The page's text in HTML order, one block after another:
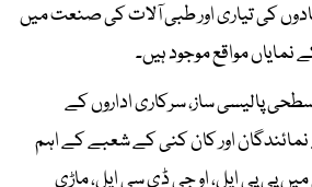
کی تیاری اور طبی آلات کی صنعت میں
مواقع موجود ہیں۔
پالیسی ساز، سرکاری اداروں کے
اور کان کنی کے شعبے کے اہم
پی پی ایل، او جی ڈی سی ایل، ماڑی